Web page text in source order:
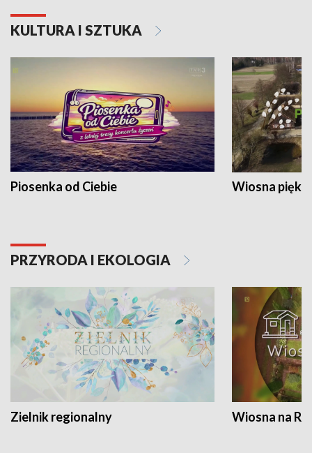
KULTURA I SZTUKA
Piosenka od Ciebie Wiosna
PRZYRODA I EKOLOGIA
Zielnik regionalny Wiosna na